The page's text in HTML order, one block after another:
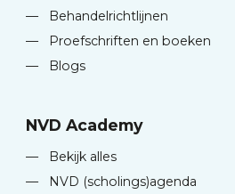
—
Behandelrichtlijnen
—
Proefschriften en boeken
—
Blogs
NVD Academy
—
Bekijk alles
—
NVD (scholings)agenda